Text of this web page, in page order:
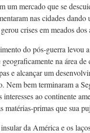
um mercado que se
nas cidades
crises em meados dos
do pós-guerra levou
geograficamente na área
e alcançar um
Nem bem terminaram a
interesses ao continente
matérias-primas que sua
da América e os